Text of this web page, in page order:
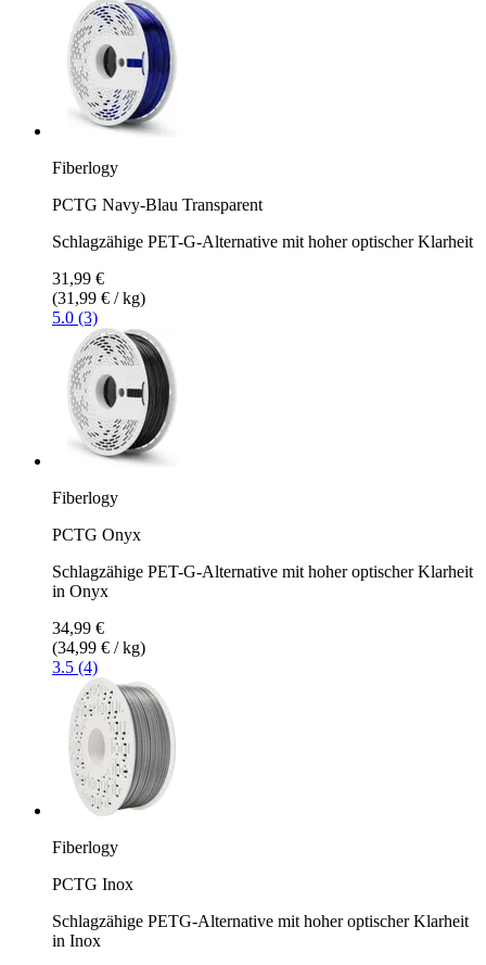
Fiberlogy
PCTG Navy-Blau Transparent
Schlagzähige PET-G-Alternative mit hoher optischer Klarheit
31,99 €
(31,99 € / kg)
5.0 (3)
Fiberlogy
PCTG Onyx
Schlagzähige PET-G-Alternative mit hoher optischer Klarheit
in Onyx
34,99 €
(34,99 € / kg)
3.5 (4)
Fiberlogy
PCTG Inox
Schlagzähige PETG-Alternative mit hoher optischer Klarheit
in Inox